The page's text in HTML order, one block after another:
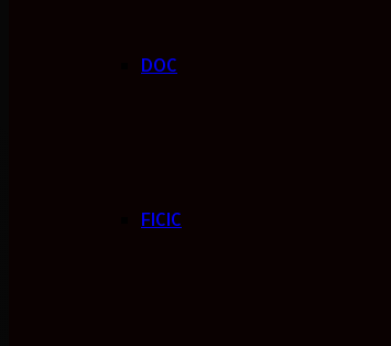
DOC
FICIC